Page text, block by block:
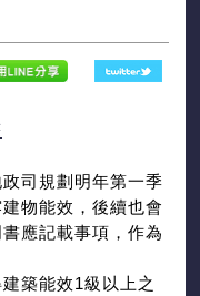
司規劃明年第一季
物能效，後續也會
應記載事項，作為
築能效1級以上之